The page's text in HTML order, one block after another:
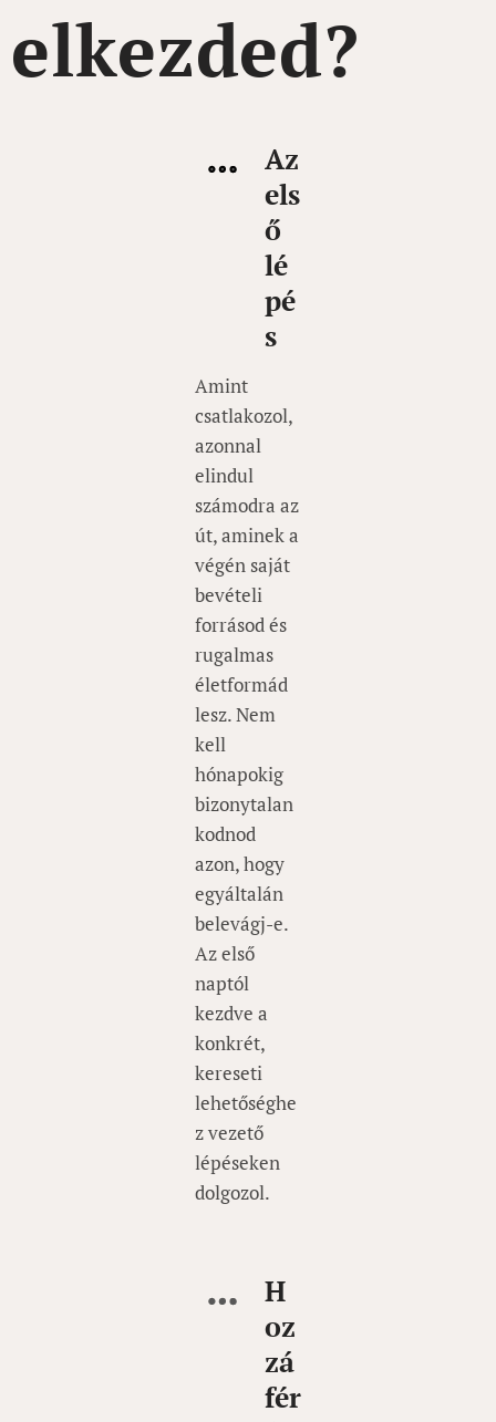
elkezded?
Az
els
ő
lé
pé
s
Amint
csatlakozol,
azonnal
elindul
számodra az
út, aminek a
végén saját
bevételi
forrásod és
rugalmas
életformád
lesz. Nem
kell
hónapokig
bizonytalan
kodnod
azon, hogy
egyáltalán
belevágj-e.
Az első
naptól
kezdve a
konkrét,
kereseti
lehetőséghe
z vezető
lépéseken
dolgozol.
H
oz
zá
fér